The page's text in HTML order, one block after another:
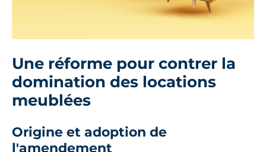
Une réforme pour contrer la
domination des locations
meublées
Origine et adoption de
l'amendement